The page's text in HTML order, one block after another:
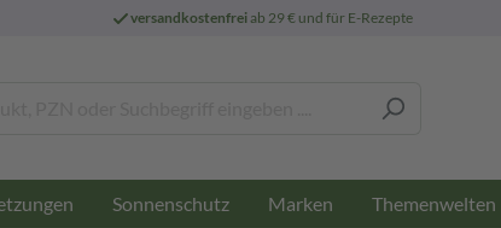
versandkostenfreiab 29 € und für E-Rezepte
Sonnenschutz Marken Themenwelten